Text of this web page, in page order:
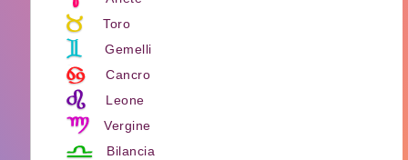
Toro
Gemelli
Cancro
Leone
Vergine
Bilancia